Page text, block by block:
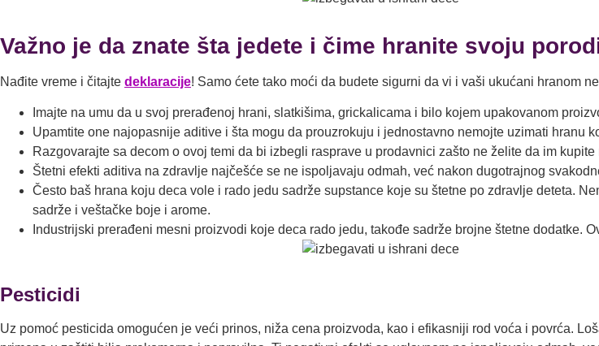
Važno je da znate šta jedete i čime hranite svoju
Nađite vreme i čitajte deklaracije! Samo ćete tako moći da budete sigurni da vi i vaši ukućani hranom
Imajte na umu da u svoj prerađenoj hrani, slatkišima, grickalicama i bilo kojem upakovanom
Upamtite one najopasnije aditive i šta mogu da prouzrokuju i jednostavno nemojte uzimati hranu
Razgovarajte sa decom o ovoj temi da bi izbegli rasprave u prodavnici zašto ne želite da im
Štetni efekti aditiva na zdravlje najčešće se ne ispoljavaju odmah, već nakon dugotrajnog
Često baš hrana koju deca vole i rado jedu sadrže supstance koje su štetne po zdravlje deteta.
sadrže i veštačke boje i arome.
Industrijski prerađeni mesni proizvodi koje deca rado jedu, takođe sadrže brojne štetne dodatke.
Pesticidi
Uz pomoć pesticida omogućen je veći prinos, niža cena proizvoda, kao i efikasniji rod voća i povrća.